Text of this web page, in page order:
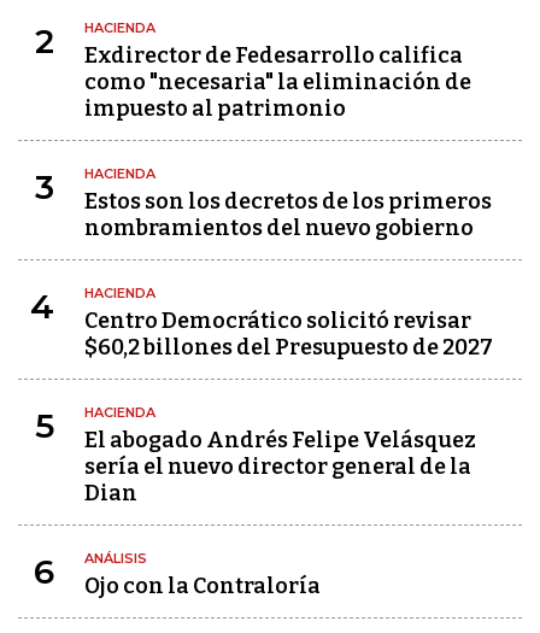
2 HACIENDA
Exdirector de Fedesarrollo califica
como "necesaria" la eliminación de
impuesto al patrimonio
3 HACIENDA
Estos son los decretos de los primeros
nombramientos del nuevo gobierno
4 HACIENDA
Centro Democrático solicitó revisar
$60,2 billones del Presupuesto de 2027
5 HACIENDA
El abogado Andrés Felipe Velásquez
sería el nuevo director general de la
Dian
6 ANÁLISIS
Ojo con la Contraloría